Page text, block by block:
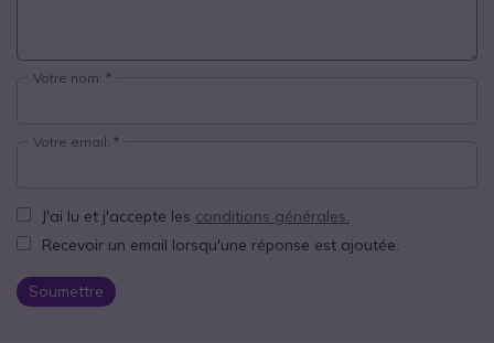
Votre nom:
Votre email:
J'ai lu et j'accepte les conditions générales.
Recevoir un email lorsqu'une réponse est ajoutée.
Soumettre